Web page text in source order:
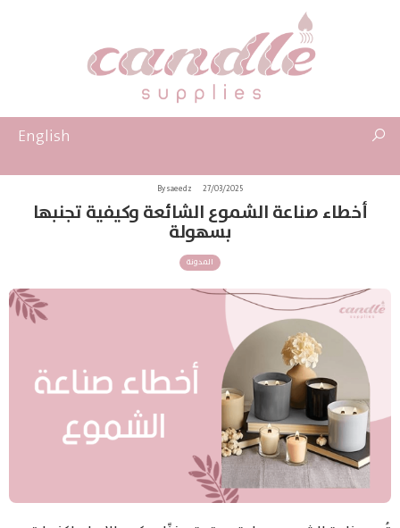
English
27/03/2025
By saeedz
أخطاء صناعة الشموع الشائعة وكيفية تجنبها
بسهولة
المدونة